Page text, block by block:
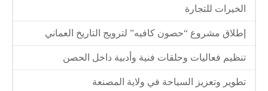
الخيرات للتجارة
إطلاق مشروع “حصون كافيه” لترويج التاريخ العماني
تنظيم فعاليات وحلقات فنية وأدبية داخل الحصن
تطوير وتعزيز السياحة في ولاية المصنعة